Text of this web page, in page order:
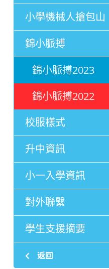
小學機械人搶包山
錦小脈搏
錦小脈搏2023
錦小脈搏2022
校服樣式
升中資訊
小一入學資訊
對外聯繫
學生支援摘要
返回